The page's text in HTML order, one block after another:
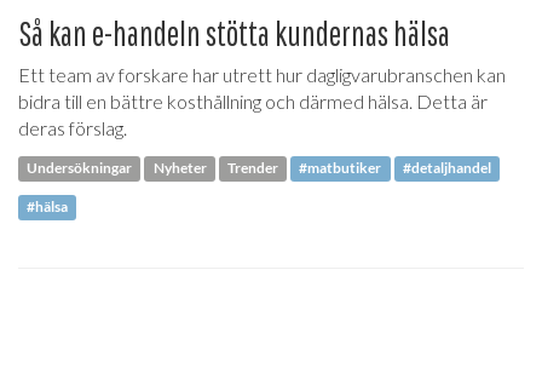
Så kan e-handeln stötta kundernas hälsa
Ett team av forskare har utrett hur dagligvarubranschen kan
bidra till en bättre kosthållning och därmed hälsa. Detta är
deras förslag.
Undersökningar Nyheter Trender #matbutiker #detaljhandel
#hälsa